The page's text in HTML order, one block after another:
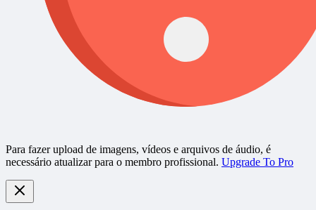
Para fazer upload de imagens, vídeos e arquivos de áudio, é
necessário atualizar para o membro profissional. Upgrade To Pro